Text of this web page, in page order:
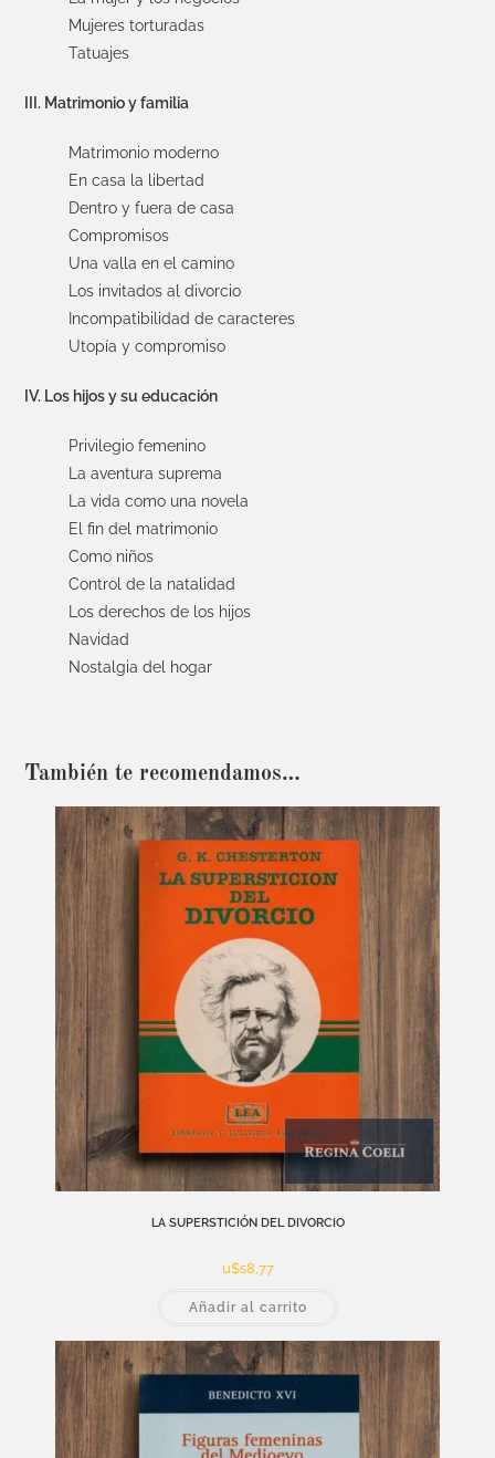
Mujeres torturadas
Tatuajes
III. Matrimonio y familia
Matrimonio moderno
En casa la libertad
Dentro y fuera de casa
Compromisos
Una valla en el camino
Los invitados al divorcio
Incompatibilidad de caracteres
Utopía y compromiso
IV. Los hijos y su educación
Privilegio femenino
La aventura suprema
La vida como una novela
El fin del matrimonio
Como niños
Control de la natalidad
Los derechos de los hijos
Navidad
Nostalgia del hogar
También te recomendamos…
LA SUPERSTICIÓN DEL DIVORCIO
u$s8,77
Añadir al carrito